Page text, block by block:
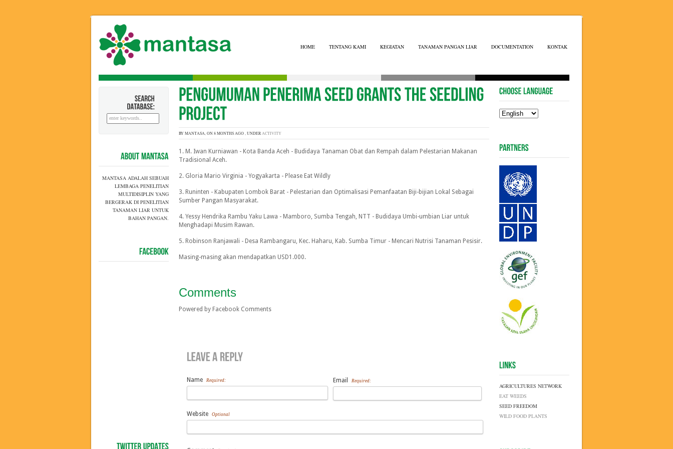
HOME TENTANG KAMI KEGIATAN TANAMAN PANGAN LIAR DOCUMENTATION KONTAK
MANTASA ADALAH SEBUAH
LEMBAGA PENELITIAN
MULTIDISIPLIN YANG
BERGERAK DI PENELITIAN
TANAMAN LIAR UNTUK
BAHAN PANGAN.
BY MANTASA, ON 8 MONTHS AGO , UNDER ACTIVITY
1. M. Iwan Kurniawan - Kota Banda Aceh - Budidaya Tanaman Obat dan Rempah dalam Pelestarian Makanan
Tradisional Aceh.
2. Gloria Mario Virginia - Yogyakarta - Please Eat Wildly
3. Runinten - Kabupaten Lombok Barat - Pelestarian dan Optimalisasi Pemanfaatan Biji-bijian Lokal Sebagai
Sumber Pangan Masyarakat.
4. Yessy Hendrika Rambu Yaku Lawa - Mamboro, Sumba Tengah, NTT - Budidaya Umbi-umbian Liar untuk
Menghadapi Musim Rawan.
5. Robinson Ranjawali - Desa Rambangaru, Kec. Haharu, Kab. Sumba Timur - Mencari Nutrisi Tanaman Pesisir.
Masing-masing akan mendapatkan USD1.000.
Comments
Powered by Facebook Comments
Name Required: Email Required:
Website Optional
AGRICULTURES NETWORK
EAT WEEDS
SEED FREEDOM
WILD FOOD PLANTS